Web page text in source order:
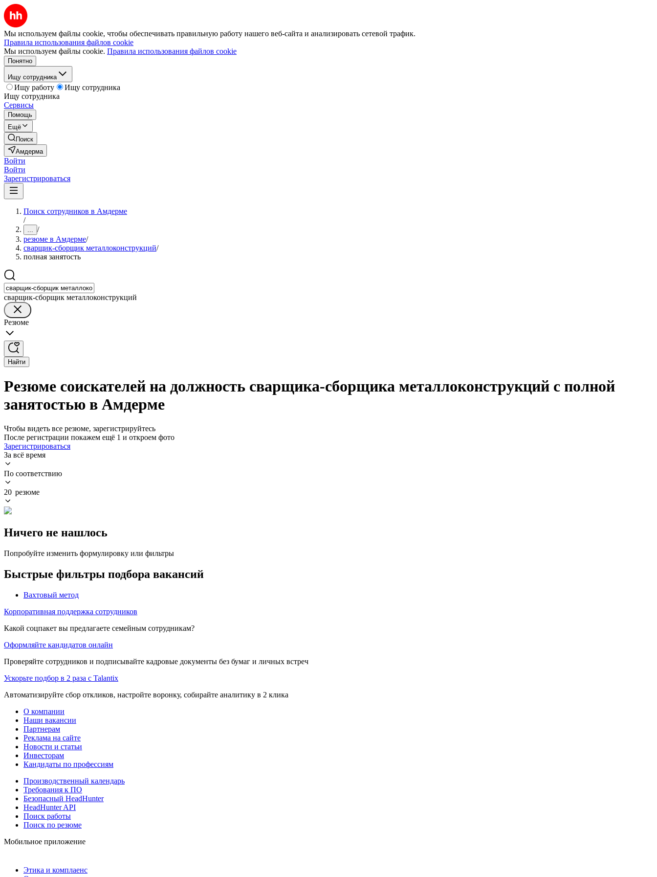
Мы используем файлы cookie, чтобы обеспечивать правильную работу нашего веб-сайта и анализировать сетевой трафик.
Правила использования файлов cookie
Мы используем файлы cookie. Правила использования файлов cookie
Понятно
Ищу сотрудника
Ищу работу
Ищу сотрудника
Ищу сотрудника
Сервисы
Помощь
Ещё
Поиск
Амдерма
Войти
Войти
Зарегистрироваться
Поиск сотрудников в Амдерме
/
... /
резюме в Амдерме/
сварщик-сборщик металлоконструкций/
полная занятость
сварщик-сборщик металлоконструкций
Резюме
Найти
Резюме соискателей на должность сварщика-сборщика металлоконструкций с полной
занятостью в Амдерме
Чтобы видеть все резюме, зарегистрируйтесь
После регистрации покажем ещё 1 и откроем фото
Зарегистрироваться
За всё время
По соответствию
20 резюме
Ничего не нашлось
Попробуйте изменить формулировку или фильтры
Быстрые фильтры подбора вакансий
Вахтовый метод
Корпоративная поддержка сотрудников
Какой соцпакет вы предлагаете семейным сотрудникам?
Оформляйте кандидатов онлайн
Проверяйте сотрудников и подписывайте кадровые документы без бумаг и личных встреч
Ускорьте подбор в 2 раза с Talantix
Автоматизируйте сбор откликов, настройте воронку, собирайте аналитику в 2 клика
О компании
Наши вакансии
Партнерам
Реклама на сайте
Новости и статьи
Инвесторам
Кандидаты по профессиям
Производственный календарь
Требования к ПО
Безопасный HeadHunter
HeadHunter API
Поиск работы
Поиск по резюме
Мобильное приложение
Этика и комплаенс